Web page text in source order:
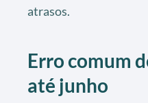
atrasos.
Erro comum
até junho